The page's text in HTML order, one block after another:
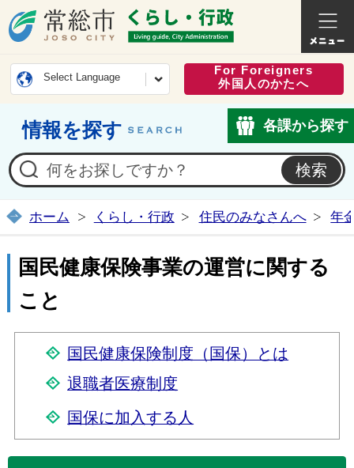
常総市公式ホームページ
くらし
Select Language
For Foreigners
外国人のかたへ
情報を探す 各課から探す
ホーム くらし・行政 住民のみなさんへ 年
国民健康保険事業の運営に関する
こと
国民健康保険制度（国保）とは
退職者医療制度
国保に加入する人